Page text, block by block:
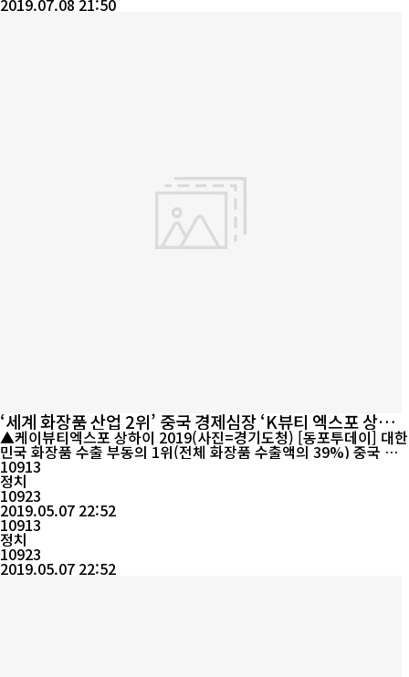
2019.07.08 21:50
‘세계 화장품 산업 2위’ 중국 경제심장 ‘K뷰티 엑스포 상하
이’ 개막
▲케이뷰티엑스포 상하이 2019(사진=경기도청) [동포투데이] 대한
민국 화장품 수출 부동의 1위(전체 화장품 수출액의 39%) 중국 시
장을 확실히 다지기 위한 ‘K-뷰티엑스포 상하이 2019(K-BEAUTY
EXPO SHANGHAI)'가 6일 개막했다. 경기도가 주최하고 대한무역
투자진흥공사와 킨텍스가 공동 주관하는 이번 박람회는 6일부터 9
일까지 중국 경제의 심장이자, 중국 내 한국 화장품 수입률이 가장
높은 상하이의 ‘국립전시컨...
10913
정치
10923
2019.05.07 22:52
10913
정치
10923
2019.05.07 22:52